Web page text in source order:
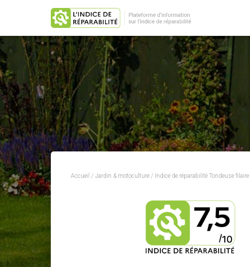
Accueil / Jardin & motoculture / Indice de réparabilité Tondeuse filaire